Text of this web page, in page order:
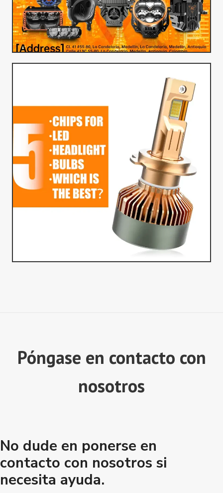
Póngase en contacto con
nosotros
No dude en ponerse en
contacto con nosotros si
necesita ayuda.